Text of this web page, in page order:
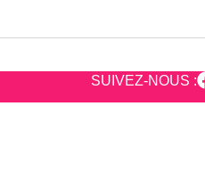
SUIVEZ-NOUS :